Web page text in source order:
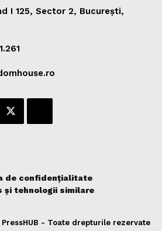
I 125, Sector 2, București,
de confidențialitate
și tehnologii similare
- Toate drepturile rezervate